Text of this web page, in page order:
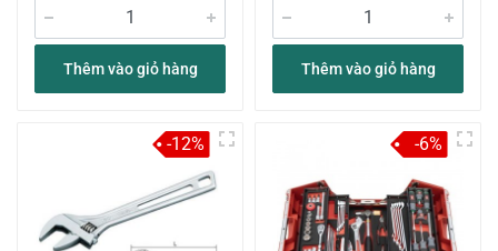
Thêm vào giỏ hàng Thêm vào giỏ hàng
-12% -6%